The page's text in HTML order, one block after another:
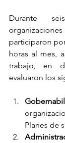
Durante
participaron
horas al mes,
trabajo, en
evaluaron los
Planes de